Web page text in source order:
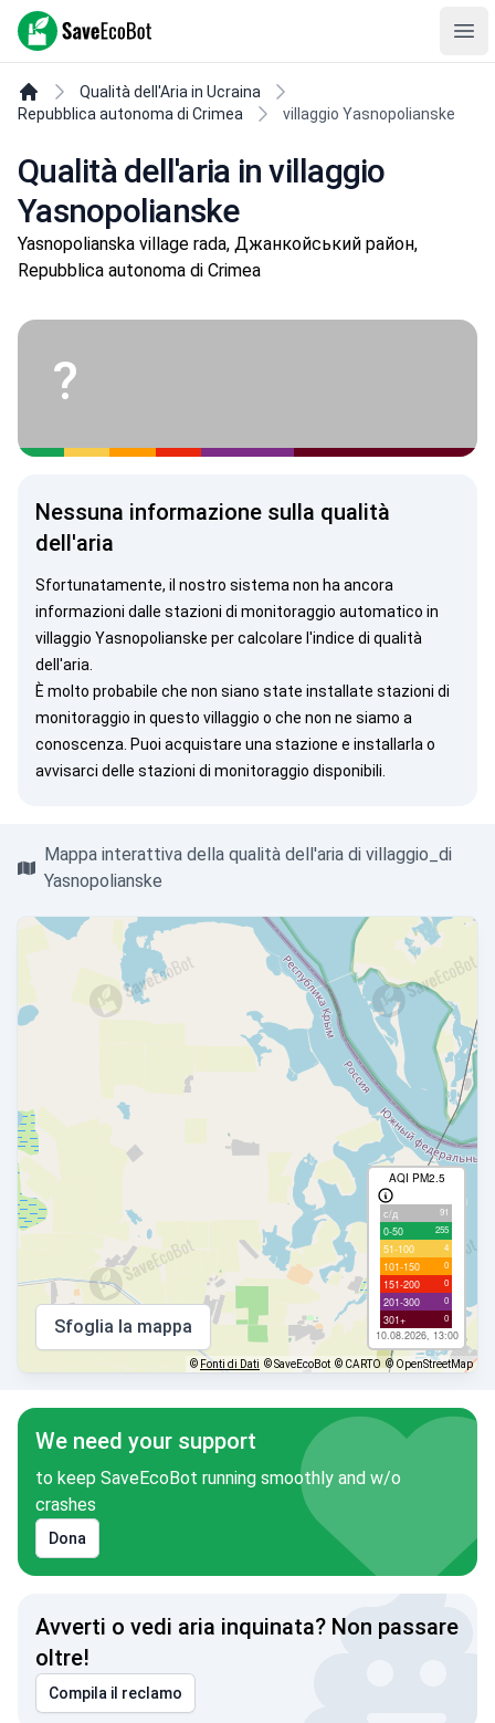
SaveEcoBot
Qualità dell'Aria in Ucraina
Repubblica autonoma di Crimea
villaggio Yasnopolianske
Qualità dell'aria in villaggio
Yasnopolianske
Yasnopolianska village rada, Джанкойський район,
Repubblica autonoma di Crimea
?
Nessuna informazione sulla qualità
dell'aria
Sfortunatamente, il nostro sistema non ha ancora
informazioni dalle stazioni di monitoraggio automatico in
villaggio Yasnopolianske per calcolare l'indice di qualità
dell'aria.
È molto probabile che non siano state installate stazioni di
monitoraggio in questo villaggio o che non ne siamo a
conoscenza. Puoi acquistare una stazione e installarla o
avvisarci delle stazioni di monitoraggio disponibili.
Mappa interattiva della qualità dell'aria di villaggio_di
Yasnopolianske
AQI PM2.5
с/д 91
0-50 255
51-100 4
101-150 0
151-200 0
201-300 0
301+ 0
10.08.2026, 13:00
Sfoglia la mappa
© Fonti di Dati © SaveEcoBot © CARTO © OpenStreetMap
We need your support
to keep SaveEcoBot running smoothly and w/o
crashes
Dona
Avverti o vedi aria inquinata? Non passare
oltre!
Compila il reclamo